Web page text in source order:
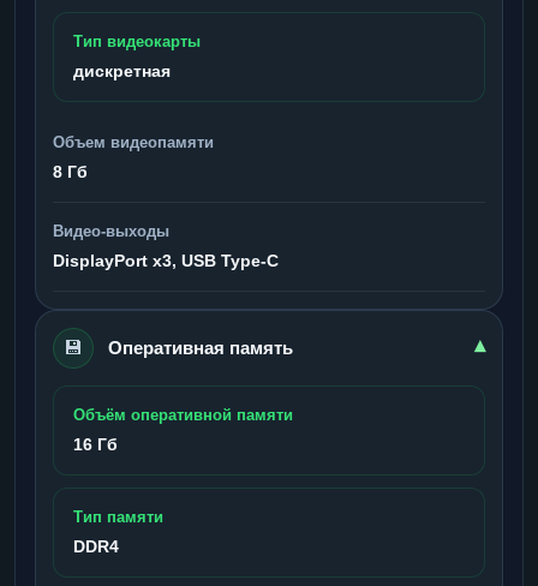
Тип видеокарты
дискретная
Объем видеопамяти
8 Гб
Видео-выходы
DisplayPort x3, USB Type-C
💾 Оперативная память ▾
Объём оперативной памяти
16 Гб
Тип памяти
DDR4